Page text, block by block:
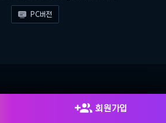
 PC버전
 회원가입